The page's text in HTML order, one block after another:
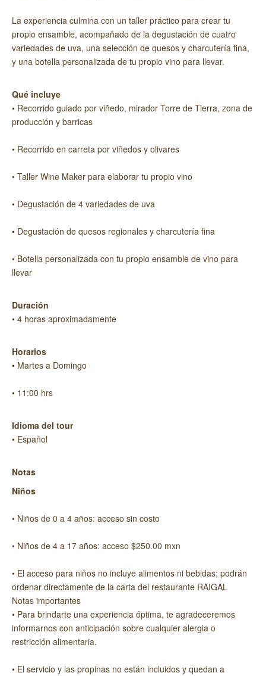
La experiencia culmina con un taller práctico para crear tu
propio ensamble, acompañado de la degustación de cuatro
variedades de uva, una selección de quesos y charcutería fina,
y una botella personalizada de tu propio vino para llevar.
Qué incluye
• Recorrido guiado por viñedo, mirador Torre de Tierra, zona de
producción y barricas
• Recorrido en carreta por viñedos y olivares
• Taller Wine Maker para elaborar tu propio vino
• Degustación de 4 variedades de uva
• Degustación de quesos regionales y charcutería fina
• Botella personalizada con tu propio ensamble de vino para
llevar
Duración
• 4 horas aproximadamente
Horarios
• Martes a Domingo
• 11:00 hrs
Idioma del tour
• Español
Notas
Niños
• Niños de 0 a 4 años: acceso sin costo
• Niños de 4 a 17 años: acceso $250.00 mxn
• El acceso para niños no incluye alimentos ni bebidas; podrán
ordenar directamente de la carta del restaurante RAIGAL
Notas importantes
• Para brindarte una experiencia óptima, te agradeceremos
informarnos con anticipación sobre cualquier alergia o
restricción alimentaria.
• El servicio y las propinas no están incluidos y quedan a